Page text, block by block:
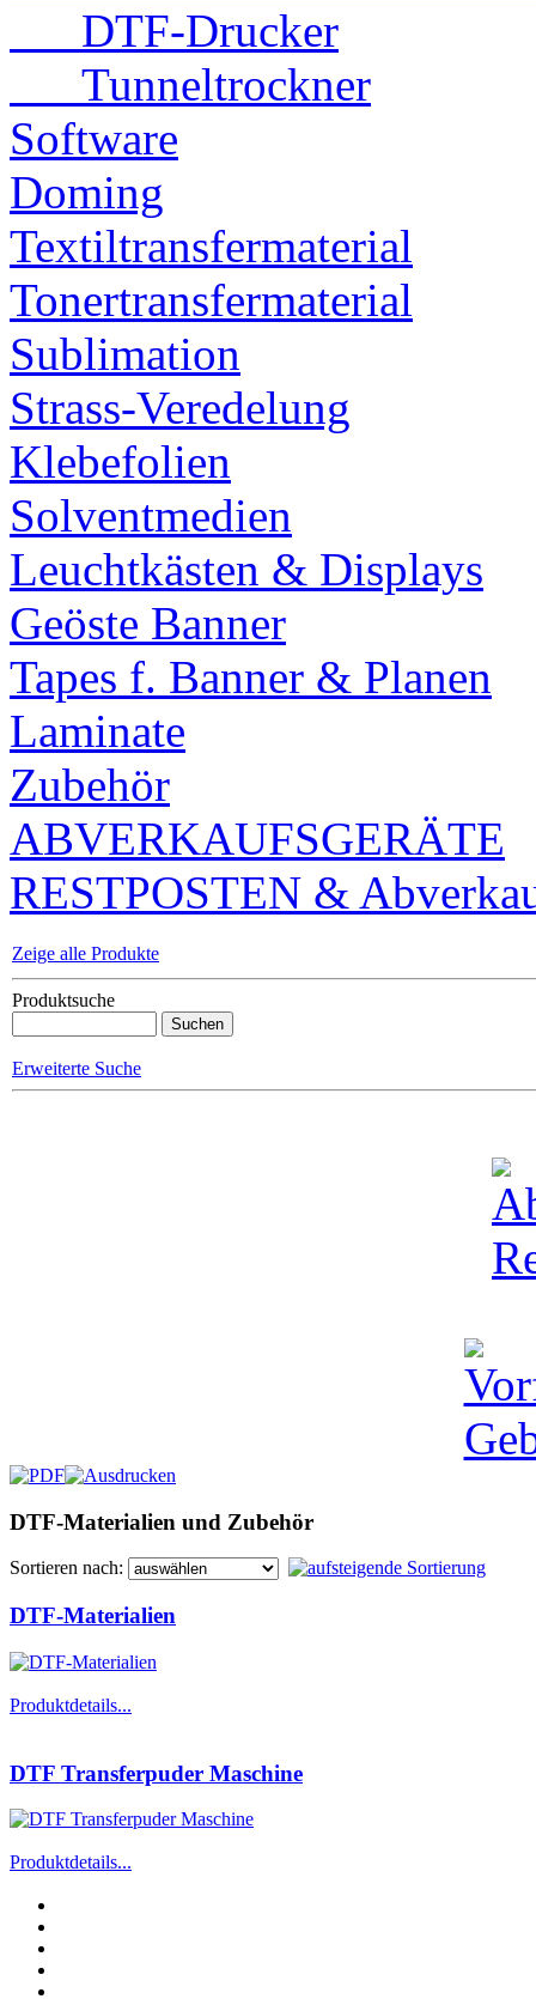
DTF-Drucker
Tunneltrockner
Software
Doming
Textiltransfermaterial
Tonertransfermaterial
Sublimation
Strass-Veredelung
Klebefolien
Solventmedien
Leuchtkästen & Displays
Geöste Banner
Tapes f. Banner & Planen
Laminate
Zubehör
ABVERKAUFSGERÄTE
RESTPOSTEN &
Zeige alle Produkte
Produktsuche
Erweiterte Suche
DTF-Materialien und Zubehör
Sortieren nach:
DTF-Materialien
Produktdetails...
DTF Transferpuder Maschine
Produktdetails...